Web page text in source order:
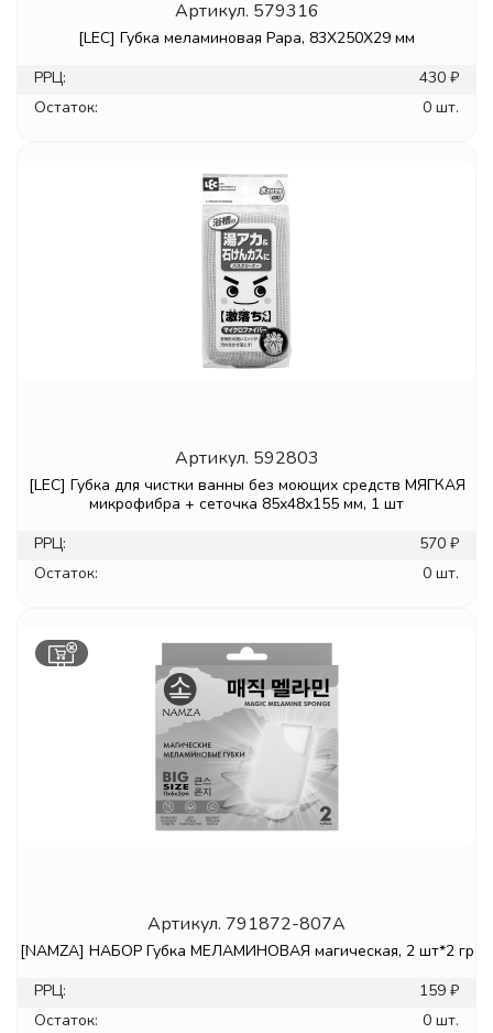
Артикул. 579316
[LEC] Губка меламиновая Papa, 83X250X29 мм
РРЦ:
430 ₽
Остаток:
0 шт.
Артикул. 592803
[LEC] Губка для чистки ванны без моющих средств МЯГКАЯ
микрофибра + сеточка 85х48х155 мм, 1 шт
РРЦ:
570 ₽
Остаток:
0 шт.
Артикул. 791872-807A
[NAMZA] НАБОР Губка МЕЛАМИНОВАЯ магическая, 2 шт*2 гр
РРЦ:
159 ₽
Остаток:
0 шт.